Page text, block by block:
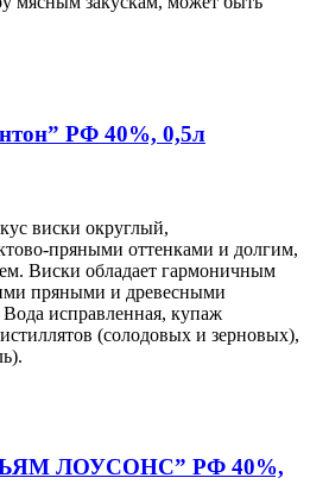
РФ 40%, 0,5л
виски округлый,
пряными оттенками и долгим,
Виски обладает гармоничным
пряными и древесными
исправленная, купаж
(солодовых и зерновых),
ЛОУСОНС” РФ 40%,